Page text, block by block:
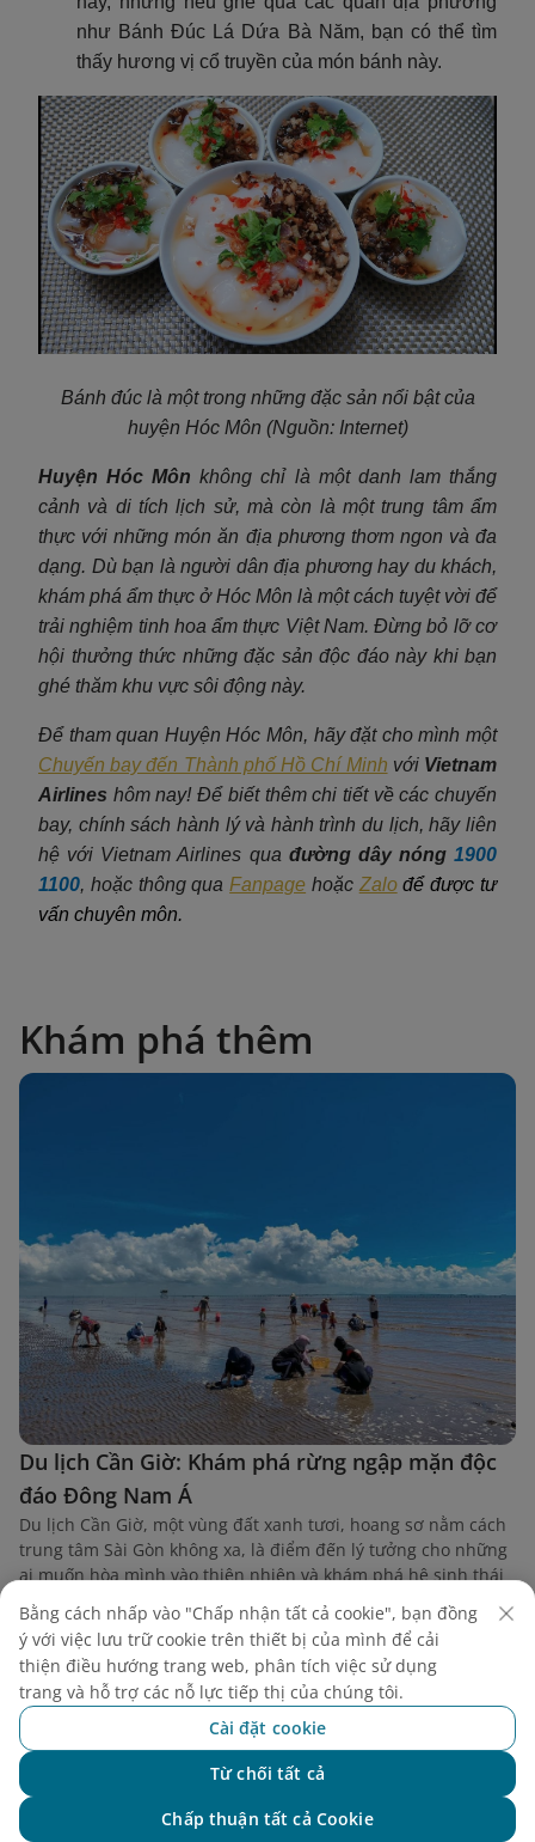
như Bánh Đúc Lá Dứa Bà Năm, bạn có thể tìm
thấy hương vị cổ truyền của món bánh này.
Bánh đúc là một trong những đặc sản nổi bật của
huyện Hóc Môn (Nguồn: Internet)
Huyện Hóc Mônkhông chỉ là một danh lam thắng
cảnh và di tích lịch sử, mà còn là một trung tâm ẩm
thực với những món ăn địa phương thơm ngon và đa
dạng. Dù bạn là người dân địa phương hay du khách,
khám phá ẩm thực ở Hóc Môn là một cách tuyệt vời để
trải nghiệm tinh hoa ẩm thực Việt Nam. Đừng bỏ lỡ cơ
hội thưởng thức những đặc sản độc đáo này khi bạn
ghé thăm khu vực sôi động này.
Để tham quan Huyện Hóc Môn, hãy đặt cho mình một
Chuyến bay đến Thành phố Hồ Chí Minh với Vietnam
Airlines hôm nay! Để biết thêm chi tiết về các chuyến
bay, chính sách hành lý và hành trình du lịch, hãy liên
hệ với Vietnam Airlines qua đường dây nóng 1900
1100, hoặc thông quaFanpage hoặc Zalo để được tư
vấn chuyên môn.
Khám phá thêm
Du lịch Cần Giờ: Khám phá rừng ngập mặn độc
đáo Đông Nam Á
Du lịch Cần Giờ, một vùng đất xanh tươi, hoang sơ nằm cách
trung tâm Sài Gòn không xa, là điểm đến lý tưởng cho những
ai muốn hòa mình vào thiên nhiên và khám phá hệ sinh thái
rừng ngập mặn độc đáo. Nơi đây không chỉ là một lá phổi
xanh của Thành phố Hồ Chí Minh mà còn là Khu dự trữ sinh
quyển thế giới được UNESCO công nhận, mang đến những
trải nghiệm du lịch sinh thái và văn hóa đầy thú vị.
Bằng cách nhấp vào "Chấp nhận tất cả cookie", bạn đồng
ý với việc lưu trữ cookie trên thiết bị của mình để cải
thiện điều hướng trang web, phân tích việc sử dụng
trang và hỗ trợ các nỗ lực tiếp thị của chúng tôi.
Cài đặt cookie
Từ chối tất cả
Chấp thuận tất cả Cookie